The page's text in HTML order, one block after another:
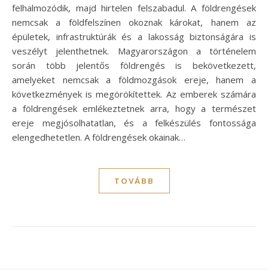
felhalmozódik, majd hirtelen felszabadul. A földrengések
nemcsak a földfelszínen okoznak károkat, hanem az
épületek, infrastruktúrák és a lakosság biztonságára is
veszélyt jelenthetnek. Magyarországon a történelem
során több jelentős földrengés is bekövetkezett,
amelyeket nemcsak a földmozgások ereje, hanem a
következmények is megörökítettek. Az emberek számára
a földrengések emlékeztetnek arra, hogy a természet
ereje megjósolhatatlan, és a felkészülés fontossága
elengedhetetlen. A földrengések okainak…
TOVÁBB